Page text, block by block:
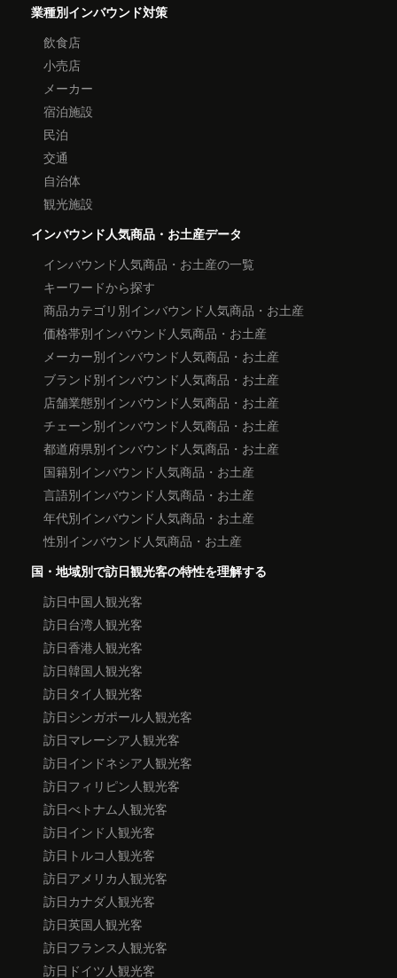
業種別インバウンド対策
飲食店
小売店
メーカー
宿泊施設
民泊
交通
自治体
観光施設
インバウンド人気商品・お土産データ
インバウンド人気商品・お土産の一覧
キーワードから探す
商品カテゴリ別インバウンド人気商品・お土産
価格帯別インバウンド人気商品・お土産
メーカー別インバウンド人気商品・お土産
ブランド別インバウンド人気商品・お土産
店舗業態別インバウンド人気商品・お土産
チェーン別インバウンド人気商品・お土産
都道府県別インバウンド人気商品・お土産
国籍別インバウンド人気商品・お土産
言語別インバウンド人気商品・お土産
年代別インバウンド人気商品・お土産
性別インバウンド人気商品・お土産
国・地域別で訪日観光客の特性を理解する
訪日中国人観光客
訪日台湾人観光客
訪日香港人観光客
訪日韓国人観光客
訪日タイ人観光客
訪日シンガポール人観光客
訪日マレーシア人観光客
訪日インドネシア人観光客
訪日フィリピン人観光客
訪日べトナム人観光客
訪日インド人観光客
訪日トルコ人観光客
訪日アメリカ人観光客
訪日カナダ人観光客
訪日英国人観光客
訪日フランス人観光客
訪日ドイツ人観光客